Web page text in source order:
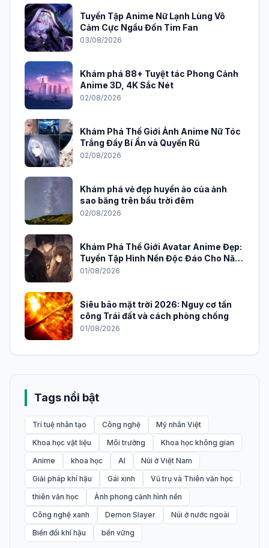
Tuyển Tập Anime Nữ Lạnh Lùng Vô
Cảm Cực Ngầu Đốn Tim Fan
03/08/2026
Khám phá 88+ Tuyệt tác Phong Cảnh
Anime 3D, 4K Sắc Nét
02/08/2026
Khám Phá Thế Giới Ảnh Anime Nữ Tóc
Trắng Đầy Bí Ẩn và Quyến Rũ
02/08/2026
Khám phá vẻ đẹp huyền ảo của ảnh
sao băng trên bầu trời đêm
02/08/2026
Khám Phá Thế Giới Avatar Anime Đẹp:
Tuyển Tập Hình Nền Độc Đáo Cho Năm
2026
01/08/2026
Siêu bão mặt trời 2026: Nguy cơ tấn
công Trái đất và cách phòng chống
01/08/2026
Tags nổi bật
Trí tuệ nhân tạo Công nghệ
Mỹ nhân Việt
Khoa học vật liệu
Môi trường
Khoa học không gian
Anime
khoa học AI
Núi ở Việt Nam
Giải pháp khí hậu
Gái xinh
Vũ trụ và Thiên văn học
thiên văn học
Ảnh phong cảnh hình nền
Công nghệ xanh
Demon Slayer
Núi ở nước ngoài
Biến đổi khí hậu
bền vững